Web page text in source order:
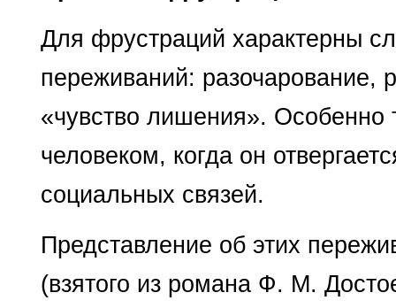
Для фрустраций характерны
переживаний: разочарование,
«чувство лишения». Особенно
человеком, когда он
социальных связей.
Представление об этих
(взятого из романа Ф. М.